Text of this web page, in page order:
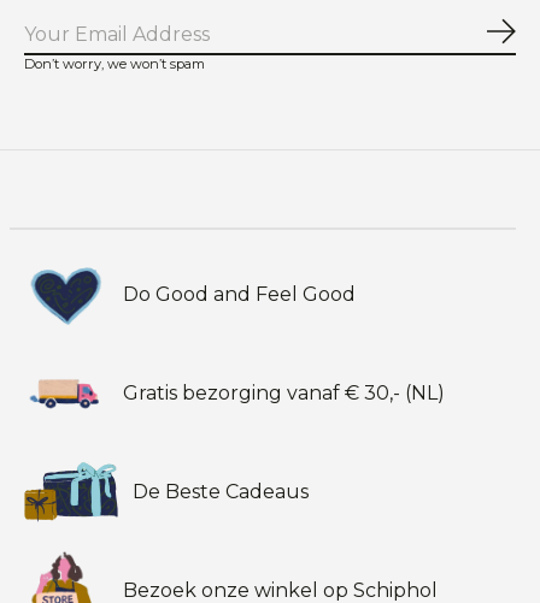
Don’t worry, we won’t spam
Do Good and Feel Good
Gratis bezorging vanaf € 30,- (NL)
De Beste Cadeaus
Bezoek onze winkel op Schiphol